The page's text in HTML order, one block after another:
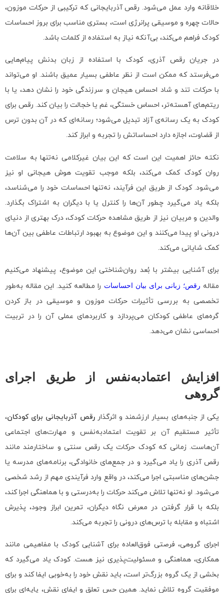
خلاقانه وارد عمل می‌شود. رقص آذربایجانی که ترکیبی از حرکات موزون،
حالات چهره و موسیقی پرانرژی است، بستری مناسب برای بروز احساسات
کودک فراهم می‌کند، بی‌آنکه نیاز به استفاده از کلمات باشد.
در جریان رقص آذری، کودک با استفاده از زبان بدنش پیام‌هایی
می‌فرستد که ممکن است از نظر عاطفی بسیار عمیق باشند. او می‌تواند
با حرکات تند و شاد احساس هیجان و سرزندگی خود را نشان دهد، یا با
ریتم‌های آهسته‌تر، احساس خستگی، غم یا خجالت را بیان کند. رقص برای
کودک به یک رسانه‌ی آزاد تبدیل می‌شود؛ رسانه‌ای که در آن بدون ترس
از قضاوت، اجازه دارد احساساتش را تجربه و ابراز کند.
نکته حائز اهمیت این است که این بیان غیرکلامی نه‌تنها به سلامت
روان کودک کمک می‌کند، بلکه موجب تقویت هوش هیجانی او نیز
می‌شود. کودک از طریق این فرآیند، نه‌تنها احساسات خود را می‌شناسد،
بلکه یاد می‌گیرد چطور آن‌ها را کنترل یا با دیگران به اشتراک بگذارد.
والدین و مربیان نیز از طریق مشاهده حرکات کودک، درک بهتری از دنیای
درونی او پیدا می‌کنند و این موضوع به بهبود ارتباطات عاطفی بین آن‌ها
کمک شایانی می‌کند.
برای آشنایی بیشتر با بُعد روان‌شناختی این موضوع، پیشنهاد می‌کنیم
مقاله رقص؛ زبانی برای بیان احساسات را مطالعه کنید. این مقاله به‌طور
تخصصی به بررسی تأثیرات حرکات موزون و موسیقی در باز کردن
گره‌های عاطفی کودکان می‌پردازد و کاربردهای عملی آن را در تربیت
احساسی نشان می‌دهد.
افزایش اعتمادبه‌نفس از طریق اجرای
گروهی
یکی از جنبه‌های بسیار ارزشمند و اثرگذاررقص آذربایجانی برای کودکان،
تأثیر مستقیم آن بر تقویت اعتمادبه‌نفس و مهارت‌های اجتماعی
آن‌هاست. زمانی که کودک حرکات یک رقص سنتی و ساختارمند مانند
رقص آذری را یاد می‌گیرد و در جمع‌های خانوادگی، برنامه‌های مدرسه یا
جشن‌های مناسبتی اجرا می‌کند، در واقع وارد فرآیندی مهم از رشد شخصی
می‌شود. او نه‌تنها تلاش می‌کند حرکات را به‌درستی و با هماهنگی اجرا کند،
بلکه با قرار گرفتن در معرض نگاه دیگران، تمرین ابراز وجود، پذیرش
اشتباه و مقابله با ترس‌های درونی را تجربه می‌کند.
اجرای گروهی، فرصتی فوق‌العاده برای آشنایی کودک با مفاهیمی مانند
همکاری، هماهنگی و مسئولیت‌پذیری نیز هست. کودک یاد می‌گیرد که
بخشی از یک گروه بزرگ‌تر است، باید نقش خود را به‌خوبی ایفا کند و برای
موفقیت گروه تلاش نماید. همین حس تعلق و ایفای نقش، پایه‌ای برای